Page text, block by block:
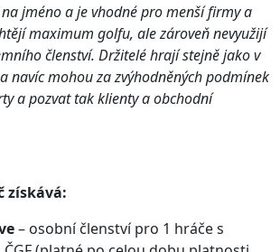
jméno a je vhodné pro menší firmy a
maximum golfu, ale zároveň nevyužijí
členství. Držitelé hrají stejně jako v
navíc mohou za zvýhodněných podmínek
a pozvat tak klienty a obchodní
získává:
– osobní členství pro 1 hráče s